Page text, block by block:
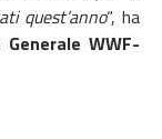
quest’anno“, ha
WWF-